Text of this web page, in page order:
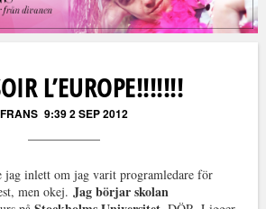
L’EUROPE!!!!!!!
FRANS 9:39 2 SEP 2012
jag inlett om jag varit programledare för
men okej. Jag börjar skolan